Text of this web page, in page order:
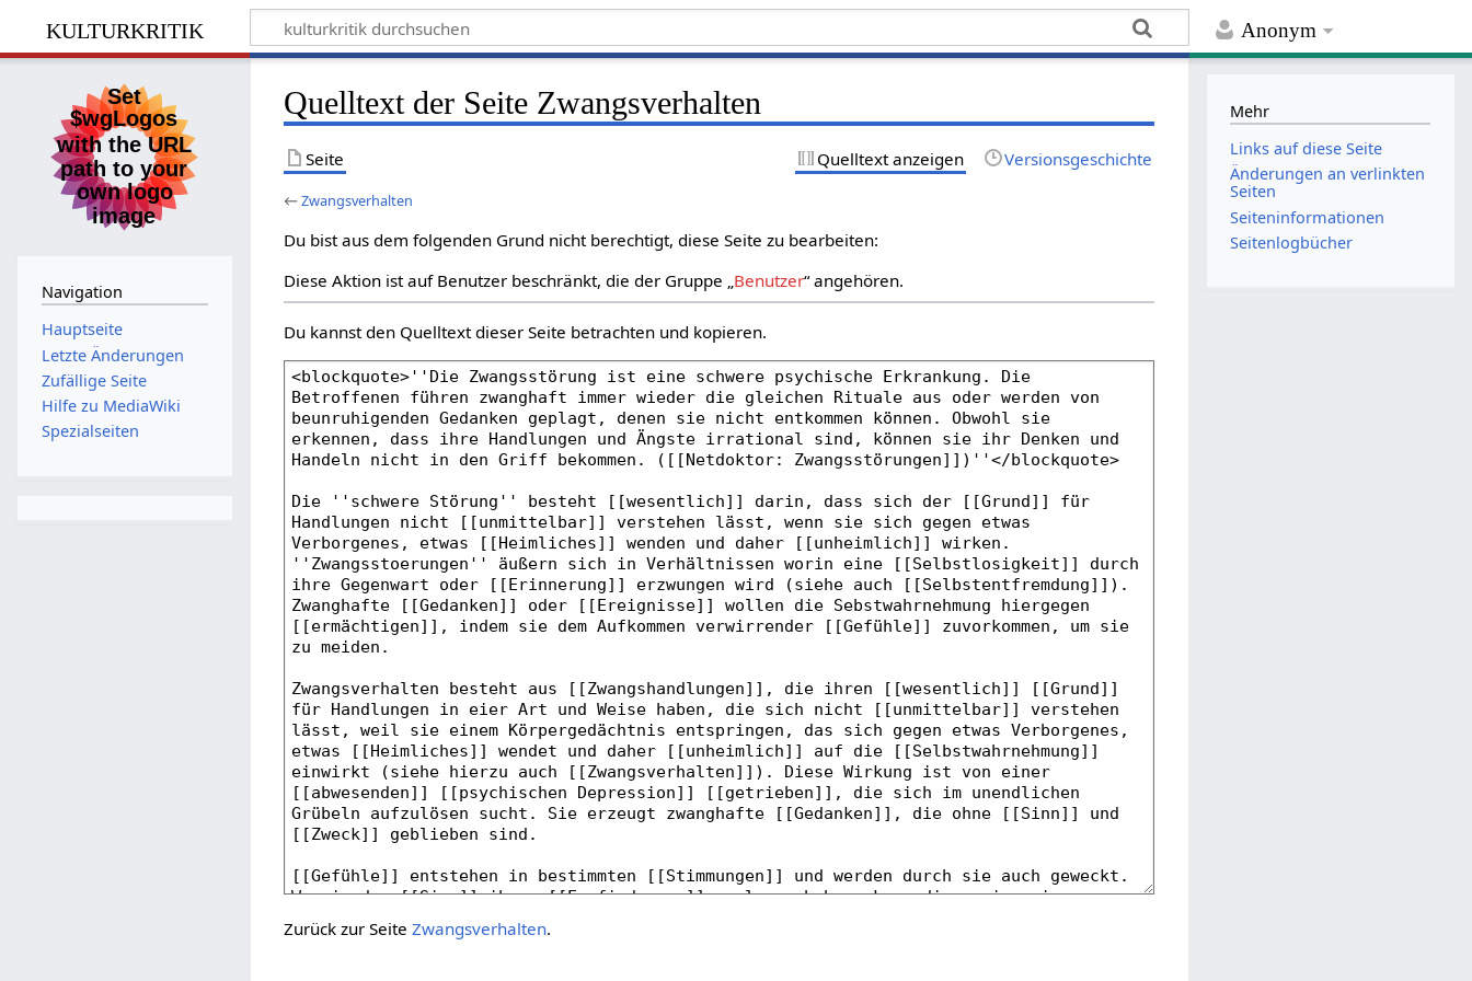
Anonym
kulturkritik
Quelltext der Seite Zwangsverhalten
Seite Quelltext anzeigen Versionsgeschichte
←Zwangsverhalten
Du bist aus dem folgenden Grund nicht berechtigt, diese Seite zu bearbeiten:
Diese Aktion ist auf Benutzer beschränkt, die der Gruppe „Benutzer“ angehören.
Du kannst den Quelltext dieser Seite betrachten und kopieren.
Zurück zur SeiteZwangsverhalten.
Navigation
Hauptseite
Letzte Änderungen
Zufällige Seite
Hilfe zu MediaWiki
Spezialseiten
Mehr
Links auf diese Seite
Änderungen an verlinkten
Seiten
Seiten­­informationen
Seitenlogbücher